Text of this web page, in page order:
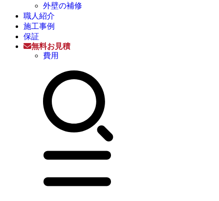
外壁の補修
職人紹介
施工事例
保証
無料お見積
費用